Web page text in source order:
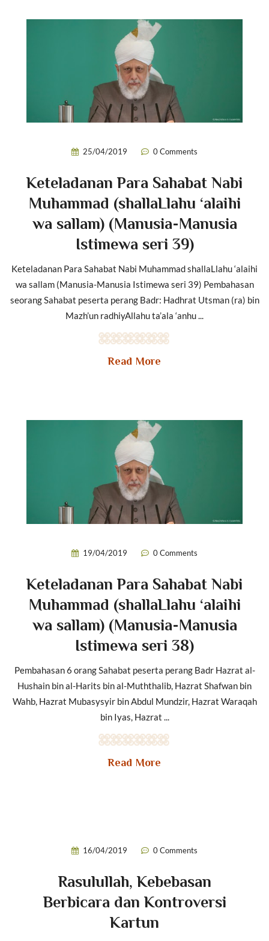
25/04/2019 0 Comments
Keteladanan Para Sahabat Nabi
Muhammad (shallaLlahu ‘alaihi
wa sallam) (Manusia-Manusia
Istimewa seri 39)
Keteladanan Para Sahabat Nabi Muhammad shallaLlahu ‘alaihi
wa sallam (Manusia-Manusia Istimewa seri 39) Pembahasan
seorang Sahabat peserta perang Badr: Hadhrat Utsman (ra) bin
Mazh’un radhiyAllahu ta’ala ‘anhu ...
Read More
19/04/2019 0 Comments
Keteladanan Para Sahabat Nabi
Muhammad (shallaLlahu ‘alaihi
wa sallam) (Manusia-Manusia
Istimewa seri 38)
Pembahasan 6 orang Sahabat peserta perang Badr Hazrat al-
Hushain bin al-Harits bin al-Muththalib, Hazrat Shafwan bin
Wahb, Hazrat Mubasysyir bin Abdul Mundzir, Hazrat Waraqah
bin Iyas, Hazrat ...
Read More
16/04/2019 0 Comments
Rasulullah, Kebebasan
Berbicara dan Kontroversi
Kartun